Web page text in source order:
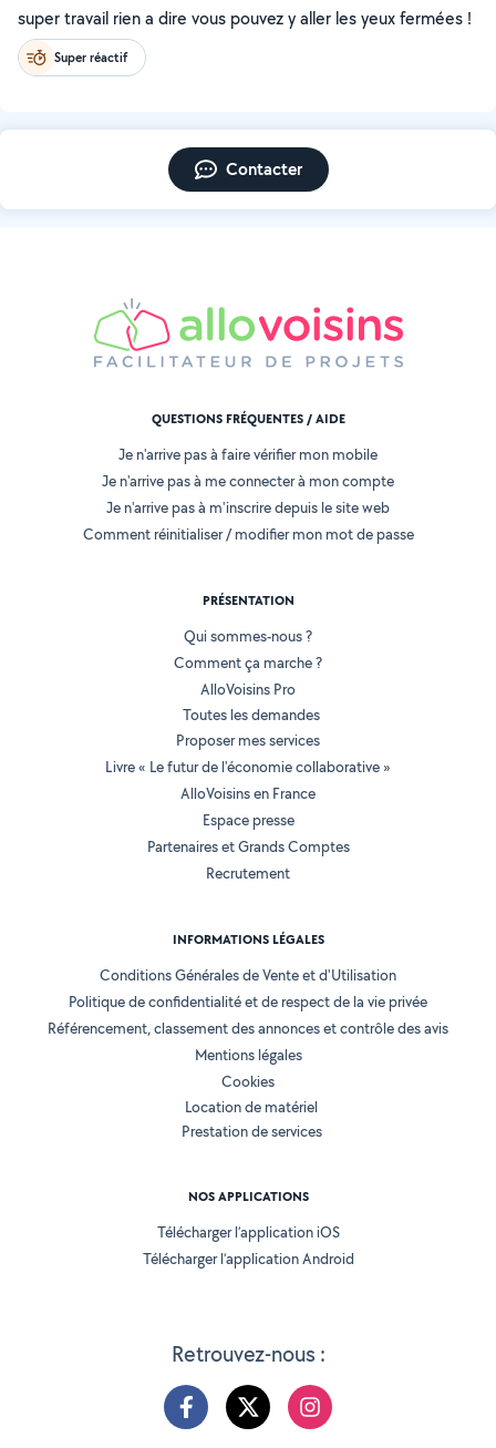
super travail rien a dire vous pouvez y aller les yeux fermées !
Super réactif
Contacter
Retrouvez-nous :
QUESTIONS FRÉQUENTES / AIDE
Je n'arrive pas à faire vérifier mon mobile
Je n'arrive pas à me connecter à mon compte
Je n'arrive pas à m'inscrire depuis le site web
Comment réinitialiser / modifier mon mot de passe
PRÉSENTATION
Qui sommes-nous ?
Comment ça marche ?
AlloVoisins Pro
Toutes les demandes
Proposer mes services
Livre « Le futur de l'économie collaborative »
AlloVoisins en France
Espace presse
Partenaires et Grands Comptes
Recrutement
INFORMATIONS LÉGALES
Conditions Générales de Vente et d'Utilisation
Politique de confidentialité et de respect de la vie privée
Référencement, classement des annonces et contrôle des avis
Mentions légales
Cookies
Location de matériel
Prestation de services
NOS APPLICATIONS
Télécharger l’application iOS
Télécharger l’application Android